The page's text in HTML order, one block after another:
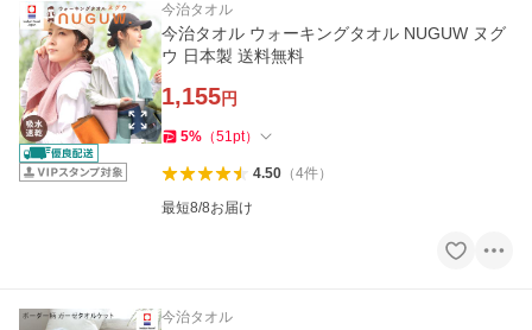
今治タオル
今治タオル ウォーキングタオル NUGUW ヌグ
ウ 日本製 送料無料
1,155円
5% （51pt）
4.50（4件）
最短8/8お届け
今治タオル